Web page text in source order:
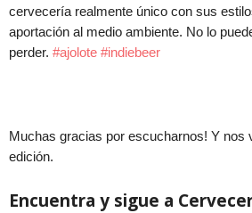
cervecería realmente único con sus
aportación al medio ambiente. No lo
perder. #ajolote #indiebeer
Muchas gracias por escucharnos! Y nos
edición.
Encuentra y sigue a